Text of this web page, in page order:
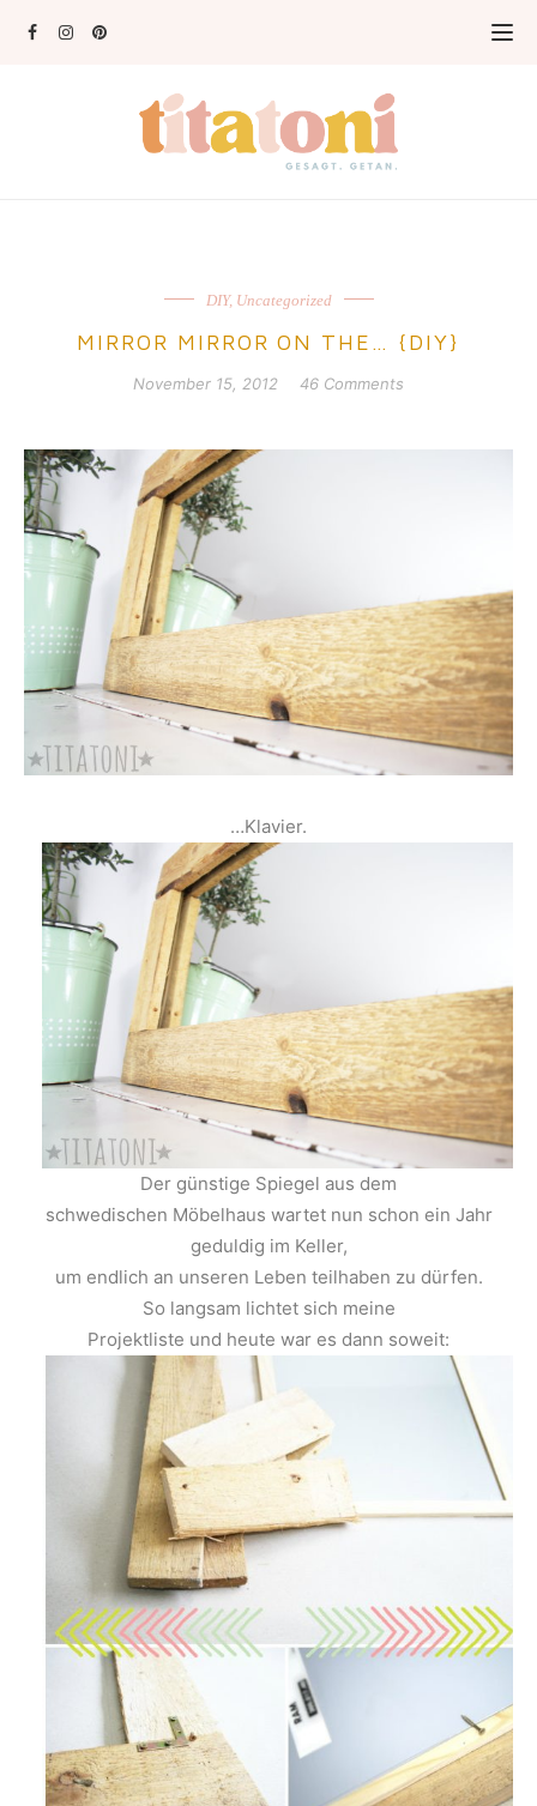
DIY, Uncategorized
MIRROR MIRROR ON THE… {DIY}
November 15, 2012 46 Comments
…Klavier.
Der günstige Spiegel aus dem
schwedischen Möbelhaus wartet nun schon ein Jahr
geduldig im Keller,
um endlich an unseren Leben teilhaben zu dürfen.
So langsam lichtet sich meine
Projektliste und heute war es dann soweit: